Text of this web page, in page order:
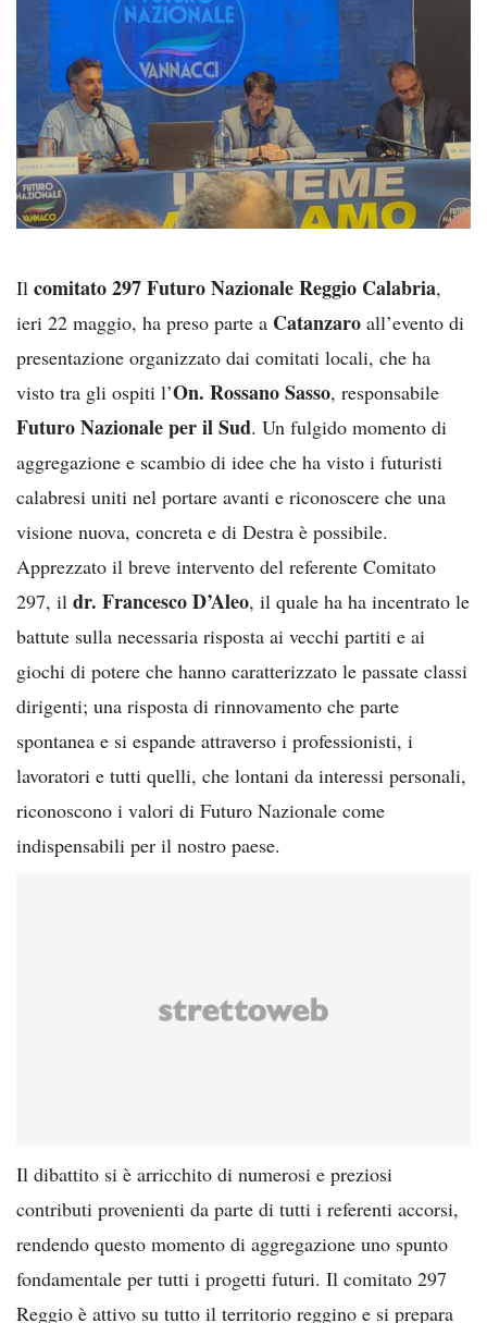
Il comitato 297 Futuro Nazionale Reggio Calabria,
ieri 22 maggio, ha preso parte a Catanzaro all’evento di
presentazione organizzato dai comitati locali, che ha
visto tra gli ospiti l’On. Rossano Sasso, responsabile
Futuro Nazionale per il Sud. Un fulgido momento di
aggregazione e scambio di idee che ha visto i futuristi
calabresi uniti nel portare avanti e riconoscere che una
visione nuova, concreta e di Destra è possibile.
Apprezzato il breve intervento del referente Comitato
297, il dr. Francesco D’Aleo, il quale ha ha incentrato le
battute sulla necessaria risposta ai vecchi partiti e ai
giochi di potere che hanno caratterizzato le passate classi
dirigenti; una risposta di rinnovamento che parte
spontanea e si espande attraverso i professionisti, i
lavoratori e tutti quelli, che lontani da interessi personali,
riconoscono i valori di Futuro Nazionale come
indispensabili per il nostro paese.
Il dibattito si è arricchito di numerosi e preziosi
contributi provenienti da parte di tutti i referenti accorsi,
rendendo questo momento di aggregazione uno spunto
fondamentale per tutti i progetti futuri. Il comitato 297
Reggio è attivo su tutto il territorio reggino e si prepara